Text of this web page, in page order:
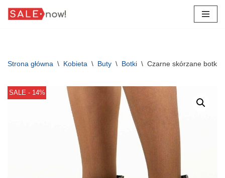
Strona główna \ Kobieta \ Buty \ Botki \ Czarne skórzane botki
SALE - 14%